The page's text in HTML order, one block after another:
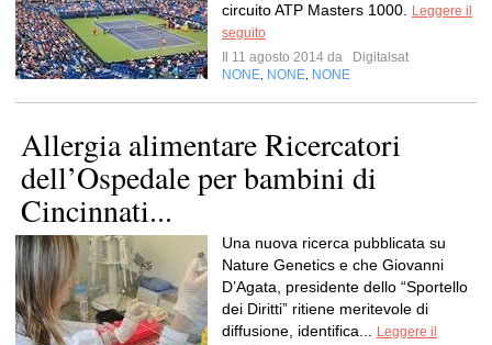
circuito ATP Masters 1000.
Leggere il
seguito
Il 11 agosto 2014 da
Digitalsat
NONE NONE NONE
Allergia alimentare Ricercatori
dell’Ospedale per bambini di
Cincinnati...
Una nuova ricerca pubblicata su
Nature Genetics e che Giovanni
D’Agata, presidente dello “Sportello
dei Diritti” ritiene meritevole di
diffusione, identifica...
Leggere il